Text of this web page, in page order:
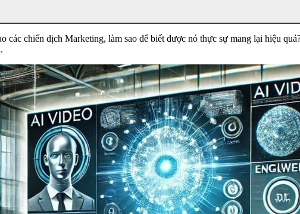
chiến dịch Marketing, làm sao để biết được nó thực sự mang lại hiệu